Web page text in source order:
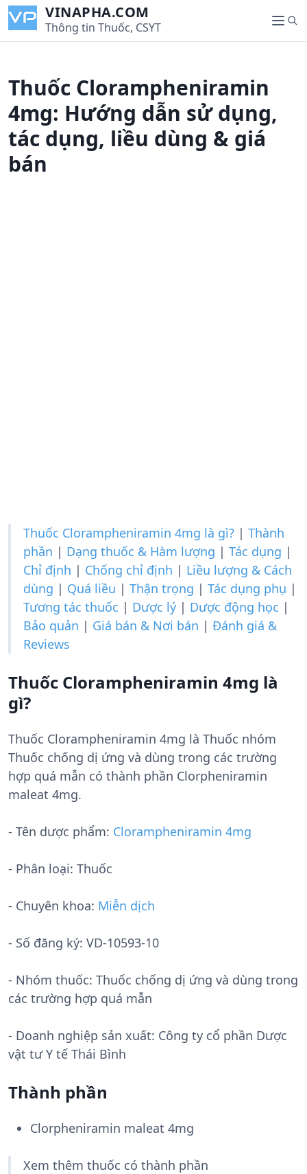
i
VINAPHA.COM
Thông tin Thuốc, CSYT
M
e
S
e
Thuốc Clorampheniramin
4mg: Hướng dẫn sử dụng,
tác dụng, liều dùng & giá
bán
Thuốc Clorampheniramin 4mg là gì? | Thành
phần | Dạng thuốc & Hàm lượng | Tác dụng |
Chỉ định | Chống chỉ định | Liều lượng & Cách
dùng | Quá liều | Thận trọng | Tác dụng phụ |
Tương tác thuốc | Dược lý | Dược động học |
Bảo quản | Giá bán & Nơi bán | Đánh giá &
Reviews
Thuốc Clorampheniramin 4mg là
gì?
Thuốc Clorampheniramin 4mg là Thuốc nhóm
Thuốc chống dị ứng và dùng trong các trường
hợp quá mẫn có thành phần Clorpheniramin
maleat 4mg.
- Tên dược phẩm: Clorampheniramin 4mg
- Phân loại: Thuốc
- Chuyên khoa: Miễn dịch
- Số đăng ký: VD-10593-10
- Nhóm thuốc: Thuốc chống dị ứng và dùng trong
các trường hợp quá mẫn
- Doanh nghiệp sản xuất: Công ty cổ phần Dược
vật tư Y tế Thái Bình
Thành phần
Clorpheniramin maleat 4mg
Xem thêm thuốc có thành phần